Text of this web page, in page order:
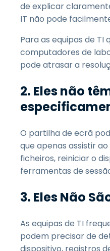
de explicar
IT não pode
Para as equipas de
computadores de
pode atrasar a
2. Eles não
O partilha de ecrã
que apenas assistir
ficheiros, reiniciar o
ferramentas de
3. Eles Não
As equipas de TI
podem precisar de